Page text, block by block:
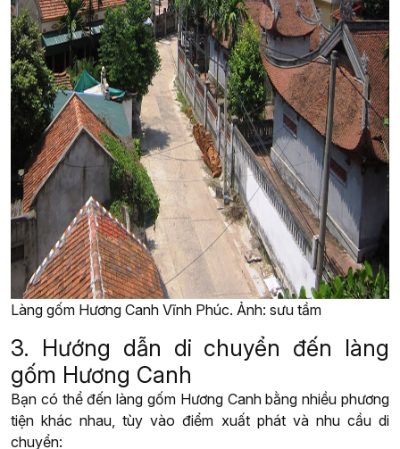
Làng gốm Hương Canh Vĩnh Phúc. Ảnh: sưu tầm
3. Hướng dẫn di chuyển đến làng
gốm Hương Canh
Bạn có thể đến làng gốm Hương Canh bằng nhiều phương
tiện khác nhau, tùy vào điểm xuất phát và nhu cầu di
chuyển: